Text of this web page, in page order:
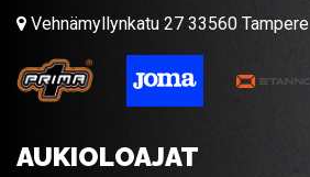
Vehnämyllynkatu 27 33560 Tampere
AUKIOLOAJAT